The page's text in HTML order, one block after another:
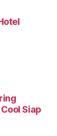
Siap